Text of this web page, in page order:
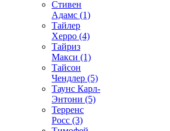
Стивен
Адамс (1)
Тайлер
Херро (4)
Тайриз
Макси (1)
Тайсон
Чендлер (5)
Таунс Карл-
Энтони (5)
Терренс
Росс (3)